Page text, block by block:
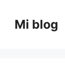
contenido
Mi blog